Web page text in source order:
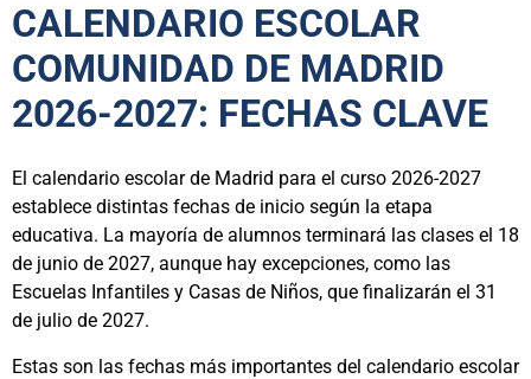
CALENDARIO ESCOLAR
COMUNIDAD DE MADRID
2026-2027: FECHAS CLAVE
El calendario escolar de Madrid para el curso 2026-2027
establece distintas fechas de inicio según la etapa
educativa. La mayoría de alumnos terminará las clases el 18
de junio de 2027, aunque hay excepciones, como las
Escuelas Infantiles y Casas de Niños, que finalizarán el 31
de julio de 2027.
Estas son las fechas más importantes del calendario escolar